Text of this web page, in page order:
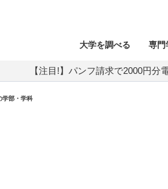
大学を調べる 専門
【注目!】パンフ請求で2000円分
学部・学科